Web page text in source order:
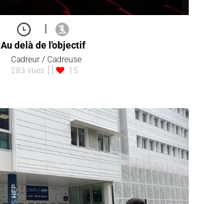
|
Au delà de l'objectif
Cadreur / Cadreuse
283 vues
15